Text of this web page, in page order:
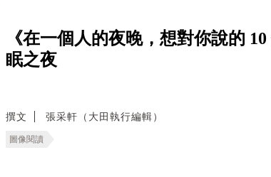
《在一個人的夜晚，想對你說的
眠之夜
撰文 張采軒（大田執行編輯）
圖像閱讀